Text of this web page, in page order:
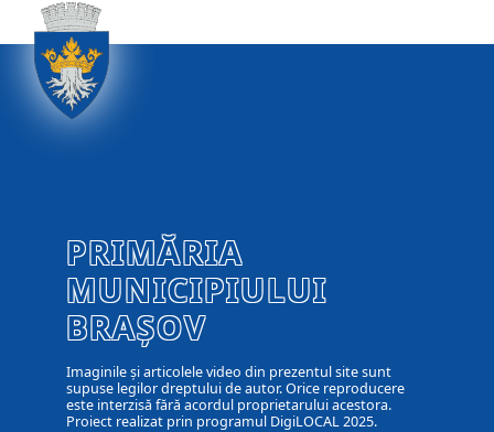
PRIMĂRIA
MUNICIPIULUI
BRAȘOV
Imaginile și articolele video din prezentul site sunt
supuse legilor dreptului de autor. Orice reproducere
este interzisă fără acordul proprietarului acestora.
Proiect realizat prin programul DigiLOCAL 2025.